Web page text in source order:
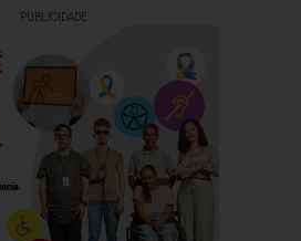
PUBLICIDADE